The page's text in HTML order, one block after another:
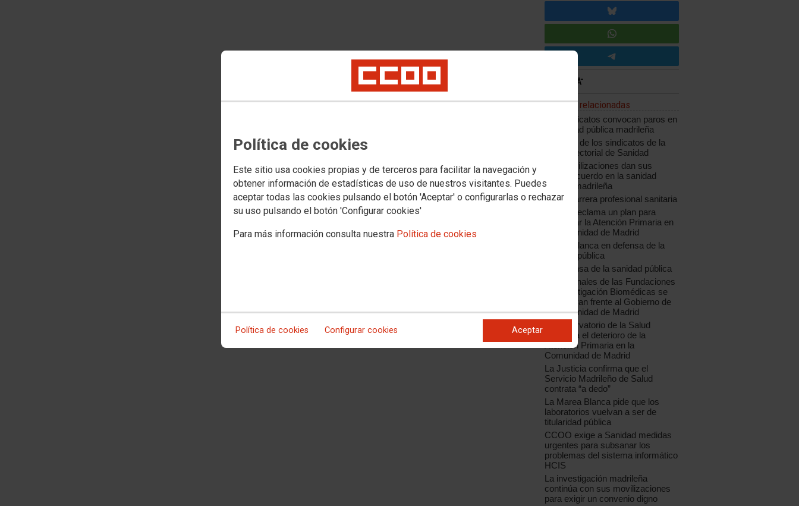
Política de cookies
Este sitio usa cookies propias y de terceros para facilitar la navegación y
obtener información de estadísticas de uso de nuestros visitantes. Puedes
aceptar todas las cookies pulsando el botón 'Aceptar' o configurarlas o rechazar
su uso pulsando el botón 'Configurar cookies'
Para más información consulta nuestra Política de cookies
Política de cookies Configurar cookies Aceptar
Noticias relacionadas
Los sindicatos convocan paros en
la sanidad pública madrileña
Encierro de los sindicatos de la
Mesa Sectorial de Sanidad
Las movilizaciones dan sus
frutos: acuerdo en la sanidad
pública madrileña
Por la carrera profesional sanitaria
CCOO reclama un plan para
recuperar la Atención Primaria en
la Comunidad de Madrid
Marea Blanca en defensa de la
sanidad pública
En defensa de la sanidad pública
Profesionales de las Fundaciones
de Investigación Biomédicas se
concentran frente al Gobierno de
la Comunidad de Madrid
El Observatorio de la Salud
denuncia el deterioro de la
Atención Primaria en la
Comunidad de Madrid
La Justicia confirma que el
Servicio Madrileño de Salud
contrata “a dedo”
La Marea Blanca pide que los
laboratorios vuelvan a ser de
titularidad pública
CCOO exige a Sanidad medidas
urgentes para subsanar los
problemas del sistema informático
HCIS
La investigación madrileña
continúa con sus movilizaciones
para exigir un convenio digno